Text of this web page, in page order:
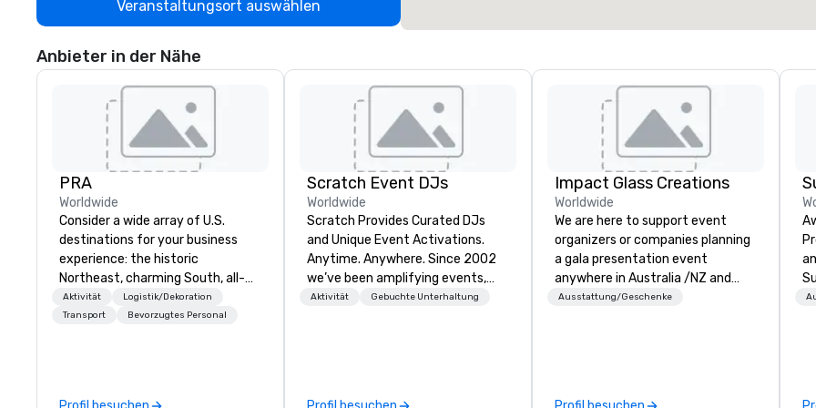
Veranstaltungsort auswählen
Anbieter in der Nähe
PRA
Worldwide
Consider a wide array of U.S.
destinations for your business
experience: the historic
Northeast, charming South, all-
American Midwest, or picturesque
West. In PRA, you have an expert
Aktivität
Logistik/Dekoration
Transport
Bevorzugtes Personal
Scratch Event DJs
Worldwide
Scratch Provides Curated DJs
and Unique Event Activations.
Anytime. Anywhere. Since 2002
we’ve been amplifying events,
energizing audiences, and
Aktivität Gebuchte Unterhaltung
Impact Glass Creations
Worldwide
We are here to support event
organizers or companies planning
a gala presentation event
anywhere in Australia /NZ and
beyond. We solve your trophy and
Ausstattung/Geschenke